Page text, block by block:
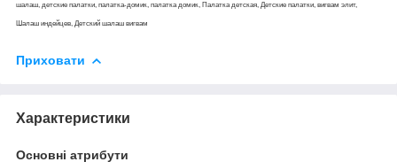
шалаш, детские палатки, палатка-домик, палатка домик, Палатка детская, Детские палатки, вигвам элит,
Шалаш индейцев, Детский шалаш вигвам
Приховати
Характеристики
Основні атрибути